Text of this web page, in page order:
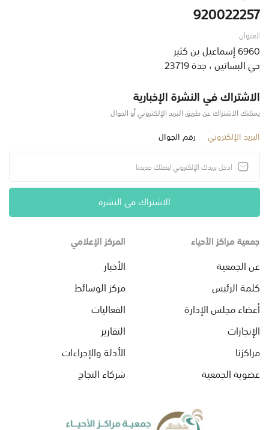
920022257
العنوان
6960 إسماعيل بن كثير
حي البساتين ، جدة 23719
الاشتراك في النشرة الإخبارية
يمكنك الاشتراك عن طريق البريد الإلكتروني أو الجوال
البريد الإلكتروني رقم الجوال
الاشتراك في النشرة
جمعية مراكز الأحياء
عن الجمعية
كلمة الرئيس
أعضاء مجلس الإدارة
الإنجازات
مراكزنا
عضوية الجمعية
المركز الإعلامي
الأخبار
مركز الوسائط
الفعاليات
التقارير
الأدلة والإجراءات
شركاء النجاح